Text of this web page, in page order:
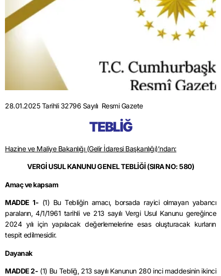
28.01.2025 Tarihli 32796 Sayılı Resmi Gazete
TEBLİĞ
Hazine ve Maliye Bakanlığı (Gelir İdaresi Başkanlığı)’ndan:
VERGİ USUL KANUNU GENEL TEBLİĞİ (SIRA NO: 580)
Amaç ve kapsam
MADDE 1- (1) Bu Tebliğin amacı, borsada rayici olmayan yabancı
paraların, 4/1/1961 tarihli ve 213 sayılı Vergi Usul Kanunu gereğince
2024 yılı için yapılacak değerlemelerine esas oluşturacak kurların
tespit edilmesidir.
Dayanak
MADDE 2- (1) Bu Tebliğ, 213 sayılı Kanunun 280 inci maddesinin ikinci